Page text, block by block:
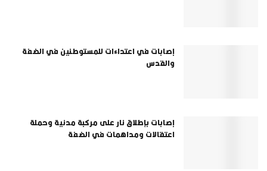
إصابات في اعتداءات للمستوطنين في الضفة
والقدس
إصابات بإطلاق نار على مركبة مدنية وحملة
اعتقالات ومداهمات في الضفة